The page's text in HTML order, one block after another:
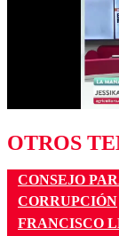
OTROS
CONSEJO
CORRUPCIÓN
FRANCISCO